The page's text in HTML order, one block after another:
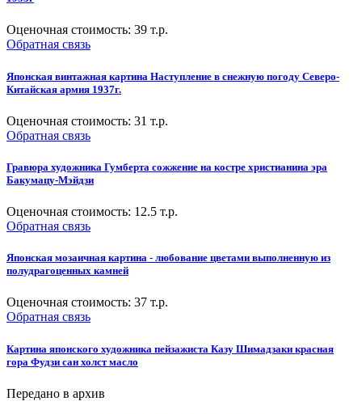
Оценочная стоимость: 39 т.р.
Обратная связь
Японская винтажная картина Наступление в снежную погоду Северо-
Китайская армия 1937г.
Оценочная стоимость: 31 т.р.
Обратная связь
Гравюра художника Гумберта сожжение на костре христианина эра
Бакумацу-Мэйдзи
Оценочная стоимость: 12.5 т.р.
Обратная связь
Японская мозаичная картина - любование цветами выполненную из
полудрагоценных камней
Оценочная стоимость: 37 т.р.
Обратная связь
Картина японского художника пейзажиста Казу Шимадзаки красная
гора Фудзи сан холст масло
Передано в архив